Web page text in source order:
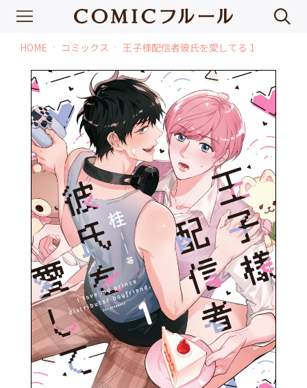
HOME chevron_right コミックス chevron_right 王子様配信者彼氏を愛してる 1